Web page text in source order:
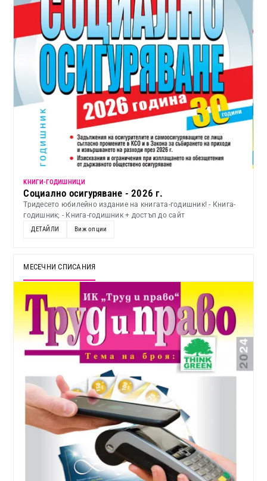
KНИГИ-ГОДИШНИЦИ
Социално осигуряване - 2026 г.
Тридесето юбилейно издание на книгата-годишник! - Книга-
годишник; - Книга-годишник + достъп до сайт
ДЕТАЙЛИ Виж опции
МЕСЕЧНИ СПИСАНИЯ